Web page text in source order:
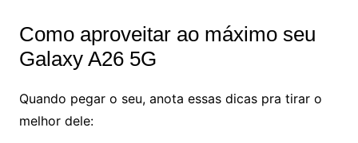
Como aproveitar ao máximo seu
Galaxy A26 5G
Quando pegar o seu, anota essas dicas pra tirar o
melhor dele: